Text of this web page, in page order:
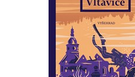
Do košíku
449 Kč
359 Kč